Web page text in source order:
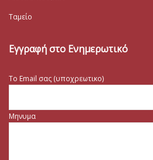
Ταμείο
Εγγραφή στο Ενημερωτικό
Το Email σας (υποχρεωτικο)
Μηνυμα